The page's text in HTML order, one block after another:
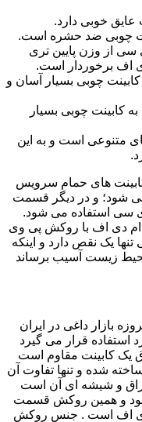
خوبی دارد.
چوبی ضد حشره است.
سی از وزن پایین تری
اف برخوردار است.
چوبی بسیار آسان و
کابینت چوبی بسیار
متنوعی است و به این
های حمام سرویس
شود؛ و در دیگر قسمت
سی استفاده می شود.
ام دی اف با روکش پی وی
یک نقص دارد و اینکه
زیست آسیب برساند
بازار داغی در ایران
استفاده قرار می گیرد
یک کابینت مقاوم است
شده و تنها تفاوت آن
و شیشه ای آن است
شود و همین روکش قسمت
دی اف است . جنس روکش